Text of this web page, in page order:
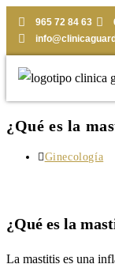
965 72 84 63
¿Qué es la
Ginecología
¿Qué es la
La mastitis es una